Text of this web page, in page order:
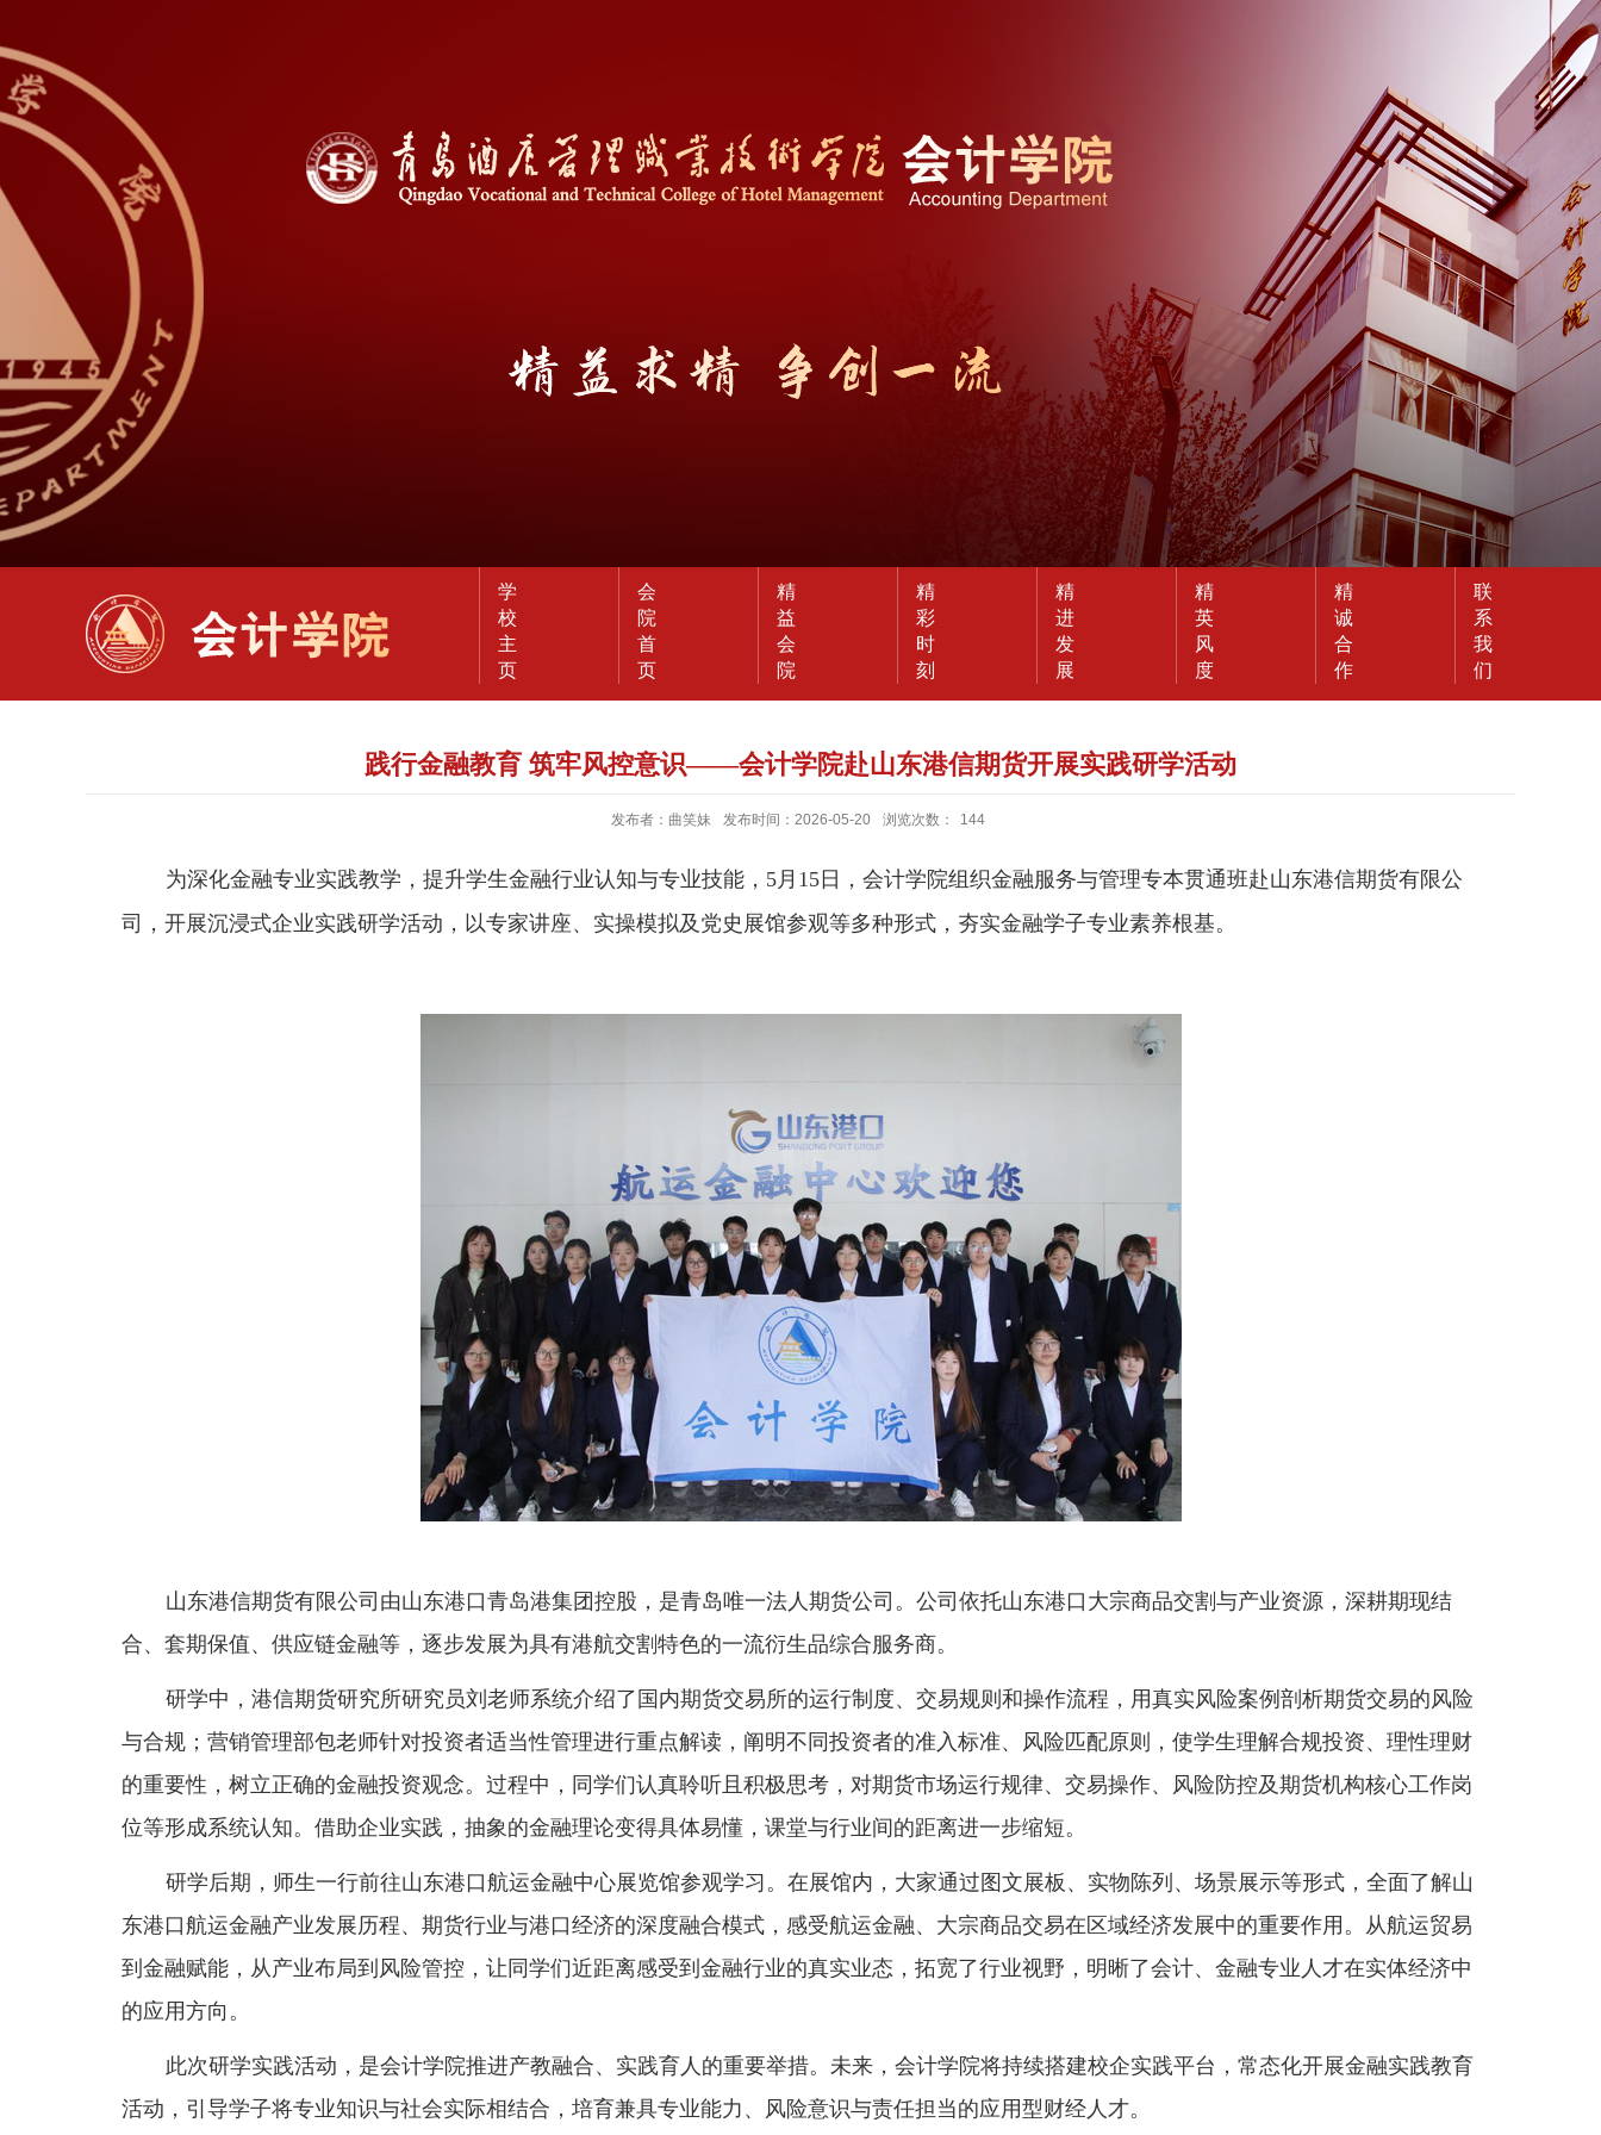
学
校
主
页
会
院
首
页
精
益
会
院
精
彩
时
刻
精
进
发
展
精
英
风
度
精
诚
合
作
联
系
我
们
践行金融教育 筑牢风控意识——会计学院赴山东港信期货开展实践研学活动
发布者：曲笑妹 发布时间：2026-05-20 浏览次数： 144
为深化金融专业实践教学，提升学生金融行业认知与专业技能 ， 5月15日，会计学院组织金融服务与管理专本贯通班赴山东港信期货有限公
司，开展沉浸式企业实践研学活动 ， 以专家讲座、实操模拟及党史展馆参观等多种形式 ，夯实金融学子专业素养根基。
山东港信期货有限公司 由山东港口青岛港集团控股，是青岛唯一法人期货公司。公司依托山东港口大宗商品交割与产业资源，深耕期现结
合、套期保值、供应链金融等，逐步发展为具有港航交割特色的一流衍生品综合服务商。
研学中，港信期货研究所研究员刘老师系统介绍了 国内期货交易所的运行制度、交易规则 和操作流程 ，用真实风险案例剖析期货交易的风险
与合规；营销管理部包老师针对投资者适当性管理进行重点解读，阐明不同投资者的准入标准、风险匹配原则，使学生理解合规投资、理性理财
的重要性，树立正确的金融投资观念。 过程中，同学们认真聆听 且 积极思考，对期货市场运行规律、交易操作、风险防控及期货机构核心工作岗
位等形成系统认知。 借助企业实践， 抽象的金融理论变得具体易懂， 课堂与行业间 的距离进一步缩短。
研学后期 ，师生一行前往山东港口航运金融中心展览馆参观学习。在展馆内，大家通过图文展板、实物陈列、场景展示等形式，全面了解山
东港口航运金融产业发展历程、期货行业与港口经济的深度融合模式，感受航运金融、大宗商品交易在区域经济发展中的重要作用。从航运贸易
到金融赋能，从产业布局到风险管控 ，让 同学们近距离感受到 金融行业的真实业态，拓宽了行业视野，明晰了会计、金融专业人才在实体经济中
的应用方向。
此次研学实践活动，是会计学院推进产教融合、实践育人的重要举措。未来，会计学院将持续搭建校企实践平台，常态化开展金融实践教育
活动，引导学子将专业知识与社会实际相结合，培育兼具专业能力、风险意识与责任担当的应用型财经人才。